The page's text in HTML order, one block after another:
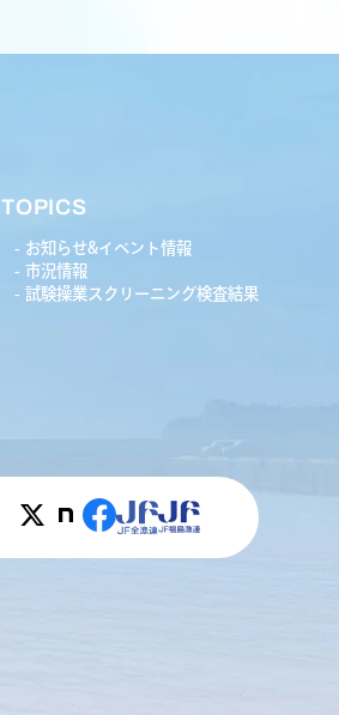
TOPICS
お知らせ&イベント情報
市況情報
試験操業スクリーニング検査結果